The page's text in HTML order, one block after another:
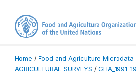
Home / Food and Agriculture Microdata
AGRICULTURAL-SURVEYS / GHA_1991-